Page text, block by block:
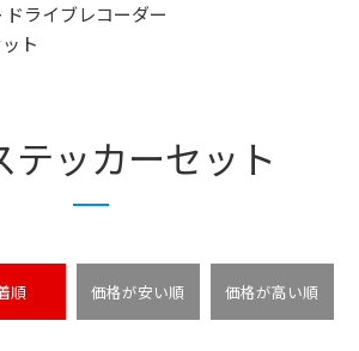
ドライブレコーダー
ト
テッカーセット
順 価格が安い順 価格が高い順